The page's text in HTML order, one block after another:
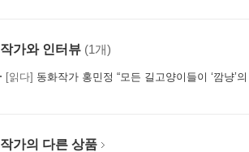
작가와 인터뷰 (1개)
[읽다] 동화작가 홍민정 “모든 길고양이들이 ‘깜냥’
작가의 다른 상품